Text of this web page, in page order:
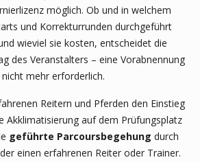
möglich. Ob und in welchem
und Korrekturrunden durchgeführt
wieviel sie kosten, entscheidet die
des Veranstalters – eine Vorabnennung
mehr erforderlich.
Reitern und Pferden den Einstieg
Akklimatisierung auf dem Prüfungsplatz
geführte Parcoursbegehung durch
einen erfahrenen Reiter oder Trainer.